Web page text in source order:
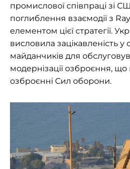
промислової співпраці зі
поглиблення взаємодії з
елементом цієї стратегії.
висловила зацікавленість у
майданчиків для
модернізації озброєння,
озброєнні Сил оборони.